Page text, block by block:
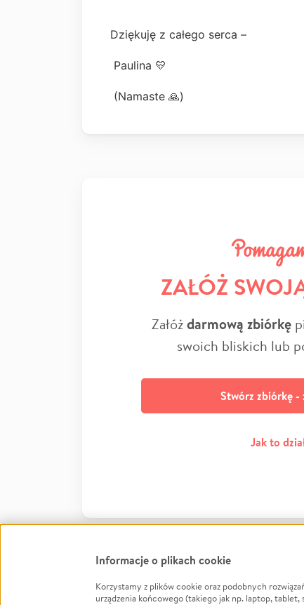
Dziękuję z całego serca –
Paulina 💛
(Namaste 🙏)
ZAŁÓŻ
Załóżdarmową zbiórkę
swoich bliskich lub
Stwórz zbiórkę -
Jak to
Informacje o plikach cookie
Korzystamy z plików cookie oraz podobnych
urządzenia końcowego (takiego jak np. laptop,